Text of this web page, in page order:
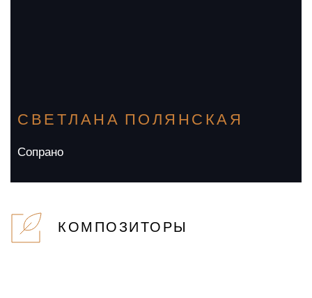
СВЕТЛАНА ПОЛЯНСКАЯ
Сопрано
КОМПОЗИТОРЫ